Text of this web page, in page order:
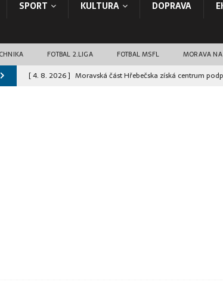
SPORT KULTURA DOPRAVA
FOTBAL 2.LIGA FOTBAL MSFL MORAVA
[ 4. 8. 2026 ] Moravská část Hřebečska získá centrum